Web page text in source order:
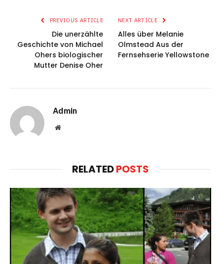
PREVIOUS ARTICLE
Die unerzählte
Geschichte von Michael
Ohers biologischer
Mutter Denise Oher
NEXT ARTICLE
Alles über Melanie
Olmstead Aus der
Fernsehserie Yellowstone
Admin
Website
RELATEDPOSTS